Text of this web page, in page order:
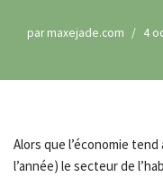
parmaxejade.com 4
Alors que l’économie
l’année) le secteur de